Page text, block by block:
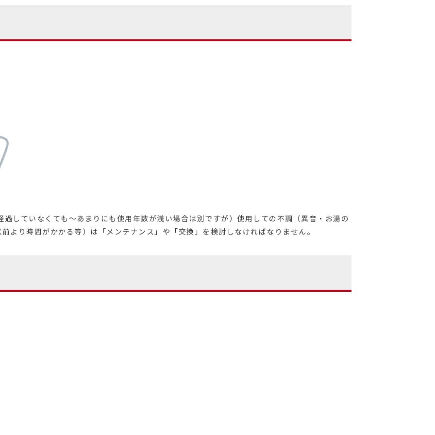
していなくても～あまりにも使用年数が浅い場合は別ですが）使用しての不調（異音・お湯の
より時間がかかる等）は「メンテナンス」や「交換」を検討しなければなりません。